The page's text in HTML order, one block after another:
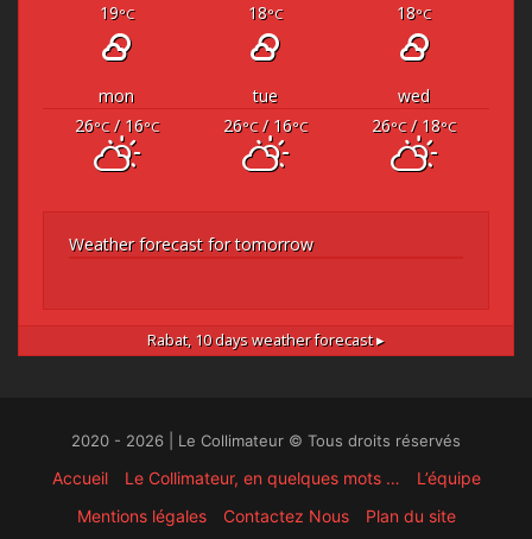
19°C 18°C 18°C
mon tue
wed
26°C/ 16°C 26°C/ 16°C 26°C/ 18°C
Weather forecast for tomorrow
Rabat, 10 days weather forecast ▸
2020 - 2026 | Le Collimateur © Tous droits réservés
Accueil Le Collimateur, en quelques mots …
L’équipe
Mentions légales
Contactez Nous Plan du site